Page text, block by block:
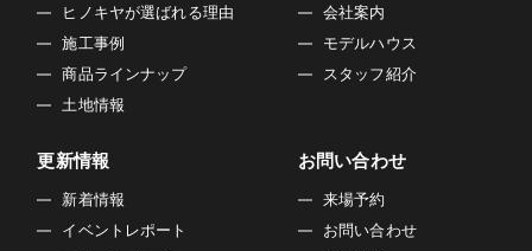
るとともに、外部への漏洩を防止します。
■個人情報の変更・取り消し
お客様にご提供いただきました個人情報について、訂正・
ることが確認できた場合に限り、合理的な範囲で速やかに
対応いたします。
■プライバシーポリシーの適用範囲
ヒノキヤが選ばれる理由
施工事例
商品ラインナップ
土地情報
会社案内
モデルハウス
スタッフ紹介
更新情報
新着情報
イベントレポート
お問い合わせ
来場予約
お問い合わせ